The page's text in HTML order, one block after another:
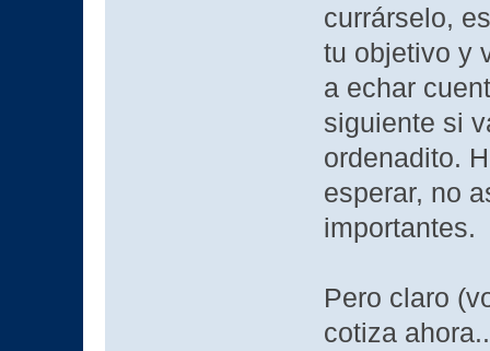
currárselo,
tu objetivo y
a echar
siguiente si
ordenadito.
esperar, no
importantes.
Pero claro
cotiza